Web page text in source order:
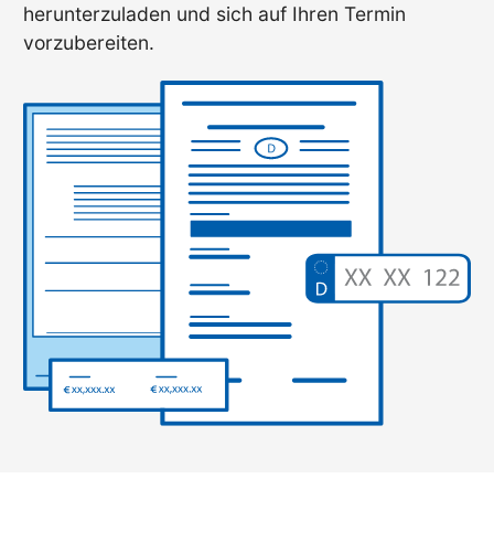
herunterzuladen und sich auf Ihren Termin
vorzubereiten.